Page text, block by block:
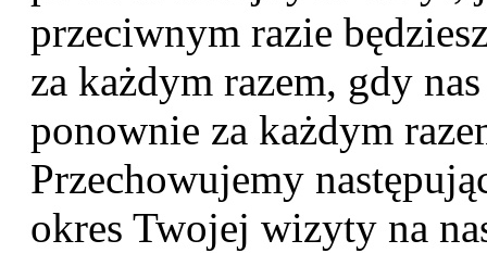
przeciwnym razie
za każdym razem, gdy
ponownie za każdym
Przechowujemy
okres Twojej wizyty na